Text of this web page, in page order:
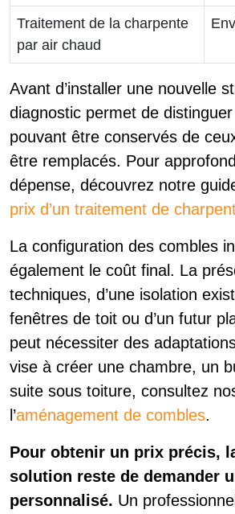
Traitement de la charpente
par air chaud
Avant d’installer une nouvelle
diagnostic permet de
pouvant être conservés de
être remplacés. Pour
dépense, découvrez notre
prix d’un traitement de
La configuration des combles
également le coût final. La
techniques, d’une isolation
fenêtres de toit ou d’un futur
peut nécessiter des
vise à créer une chambre, un
suite sous toiture, consultez
l’aménagement de combles.
Pour obtenir un prix précis,
solution reste de demander
personnalisé. Un